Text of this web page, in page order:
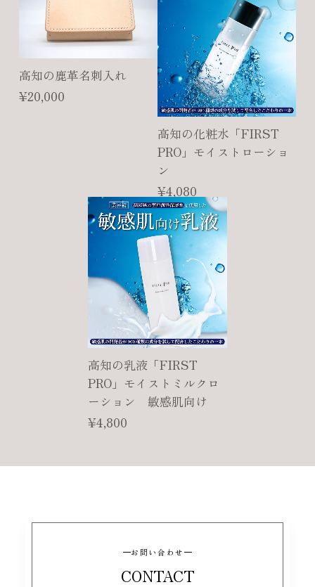
高知の鹿革名刺入れ
¥20,000
高知の化粧水「FIRST
PRO」モイストローショ
ン
¥4,080
高知の乳液「FIRST
PRO」モイストミルクロ
ーション 敏感肌向け
¥4,800
お問い合わせ
CONTACT